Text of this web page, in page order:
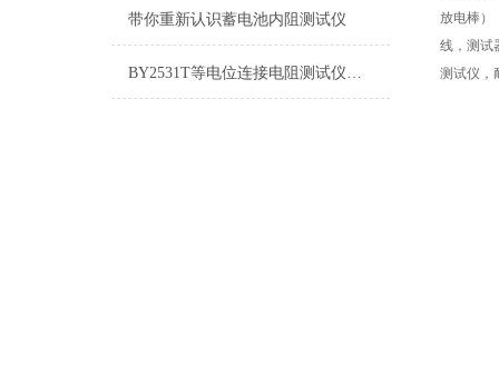
带你重新认识蓄电池内阻测试仪
BY2531T等电位连接电阻测试仪操作指南
放电棒）
线，测试
测试仪，